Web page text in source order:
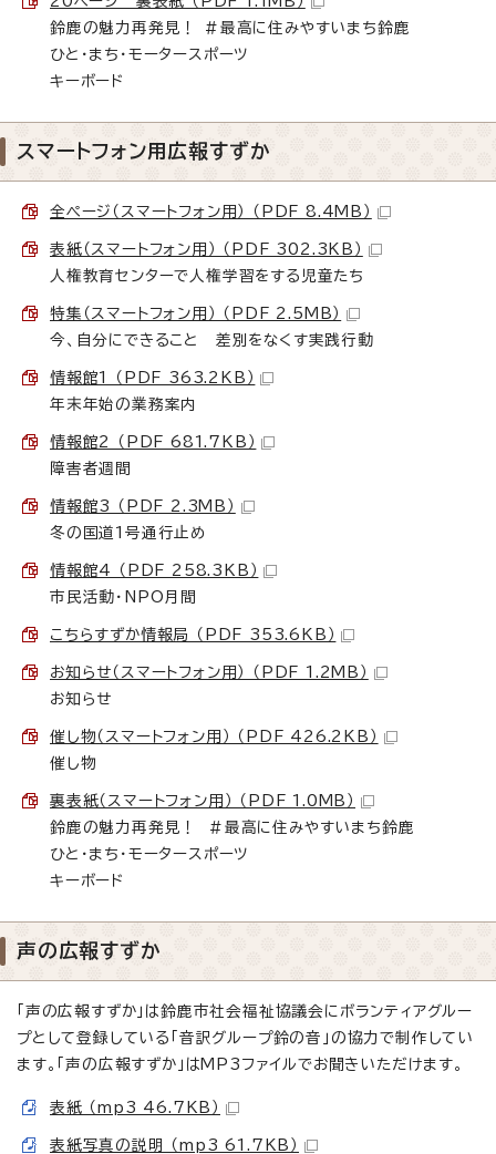
鈴鹿の魅力再発見！ ＃最高に住みやすいまち鈴鹿
ひと・まち・モータースポーツ
キーボード
スマートフォン用広報すずか
全ページ（スマートフォン用） （PDF 8.4MB）
表紙（スマートフォン用） （PDF 302.3KB）
人権教育センターで人権学習をする児童たち
特集（スマートフォン用） （PDF 2.5MB）
今、自分にできること 差別をなくす実践行動
情報館1 （PDF 363.2KB）
年末年始の業務案内
情報館2 （PDF 681.7KB）
障害者週間
情報館3 （PDF 2.3MB）
冬の国道1号通行止め
情報館4 （PDF 258.3KB）
市民活動・NPO月間
こちらすずか情報局 （PDF 353.6KB）
お知らせ（スマートフォン用） （PDF 1.2MB）
お知らせ
催し物（スマートフォン用） （PDF 426.2KB）
催し物
裏表紙（スマートフォン用） （PDF 1.0MB）
鈴鹿の魅力再発見！ ＃最高に住みやすいまち鈴鹿
ひと・まち・モータースポーツ
キーボード
声の広報すずか
「声の広報すずか」は鈴鹿市社会福祉協議会にボランティアグルー
プとして登録している「音訳グループ鈴の音」の協力で制作してい
ます。「声の広報すずか」はMP3ファイルでお聞きいただけます。
表紙 （mp3 46.7KB）
表紙写真の説明 （mp3 61.7KB）